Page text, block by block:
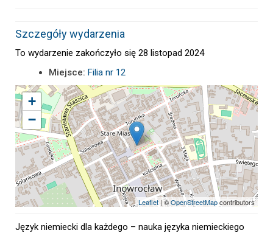
Szczegóły wydarzenia
To wydarzenie zakończyło się 28 listopad 2024
Miejsce: Filia nr 12
+
−
Leaflet| ©OpenStreetMapcontributors
Język niemiecki dla każdego – nauka języka niemieckiego